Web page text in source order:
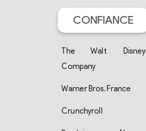
CONFIANCE
The Walt Disney
Company
Warner Bros. France
Crunchyroll